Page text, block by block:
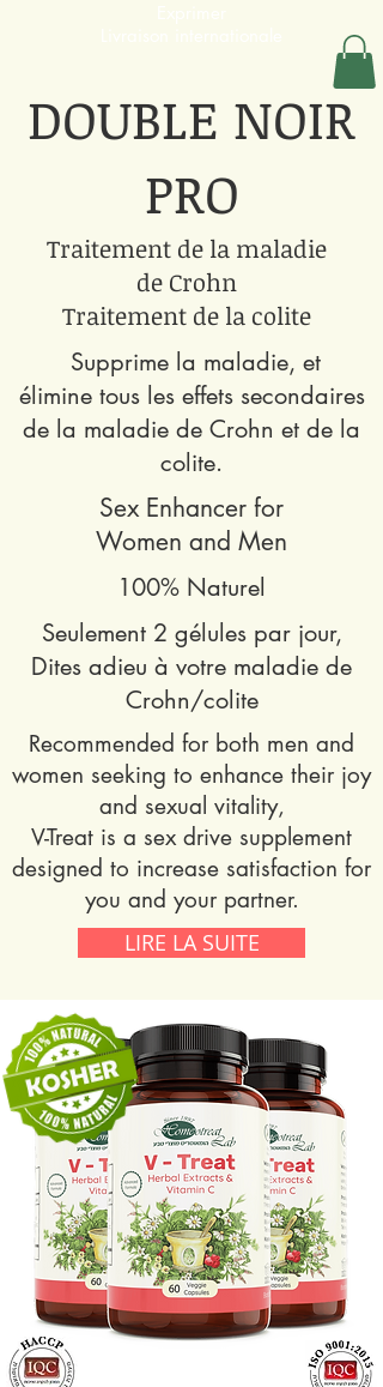
DOUBLE NOIR
PRO
Traitement de la maladie
de Crohn
Traitement de la colite
Supprime la maladie, et​​
élimine tous les effets secondaires
de la maladie de Crohn et de la
colite.
Sex Enhancer for
Women and Men
100% Naturel
Seulement 2 gélules par jour,
Dites adieu à votre maladie de
Crohn/colite
Recommended for both men and
women seeking to enhance their joy
and sexual vitality,
V-Treat is a sex drive supplement
designed to increase satisfaction for
you and your partner.
LIRE LA SUITE